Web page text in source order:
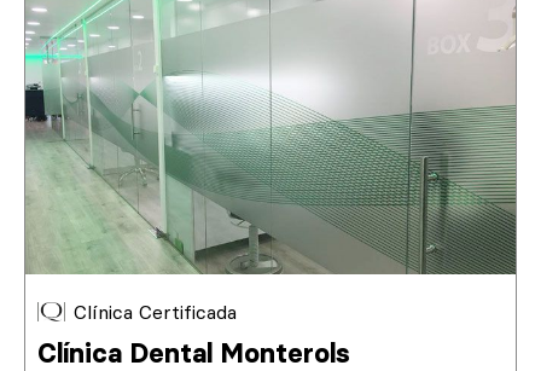
Clínica Certificada
Clínica Dental Monterols